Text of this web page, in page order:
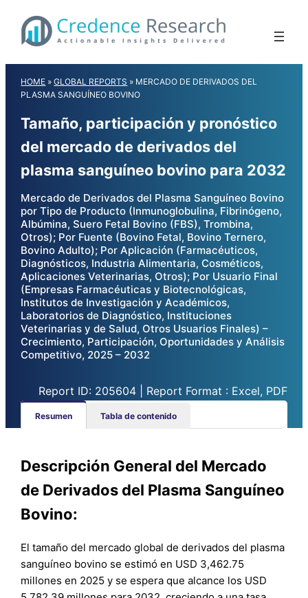
content
HOME »GLOBAL REPORTS » MERCADO DE DERIVADOS DEL
PLASMA SANGUÍNEO BOVINO
Tamaño, participación y pronóstico
del mercado de derivados del
plasma sanguíneo bovino para 2032
Mercado de Derivados del Plasma Sanguíneo Bovino
por Tipo de Producto (Inmunoglobulina, Fibrinógeno,
Albúmina, Suero Fetal Bovino (FBS), Trombina,
Otros); Por Fuente (Bovino Fetal, Bovino Ternero,
Bovino Adulto); Por Aplicación (Farmacéuticos,
Diagnósticos, Industria Alimentaria, Cosméticos,
Aplicaciones Veterinarias, Otros); Por Usuario Final
(Empresas Farmacéuticas y Biotecnológicas,
Institutos de Investigación y Académicos,
Laboratorios de Diagnóstico, Instituciones
Veterinarias y de Salud, Otros Usuarios Finales) –
Crecimiento, Participación, Oportunidades y Análisis
Competitivo, 2025 – 2032
Report ID: 205604 | Report Format : Excel, PDF
Resumen Tabla de contenido
Descripción General del Mercado
de Derivados del Plasma Sanguíneo
Bovino:
El tamaño del mercado global de derivados del plasma
sanguíneo bovino se estimó en USD 3,462.75
millones en 2025 y se espera que alcance los USD